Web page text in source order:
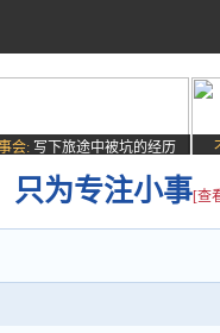
会: 写下旅途中被坑的经历
只为专注小事[查